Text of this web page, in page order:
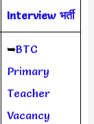
Interview भर्ती
➥BTC
Primary
Teacher
Vacancy